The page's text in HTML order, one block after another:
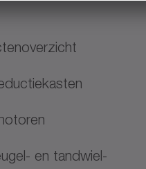
en tandwiel-